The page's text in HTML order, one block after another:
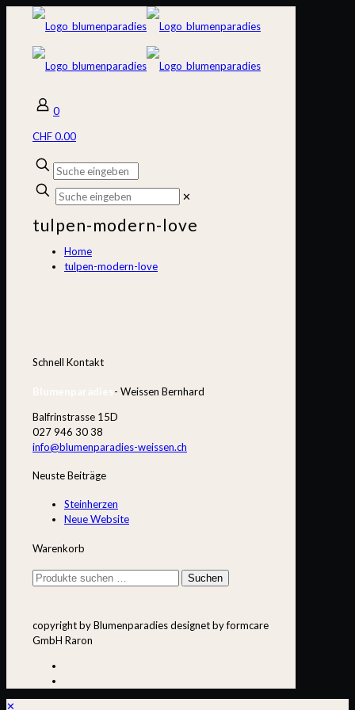
0
CHF 0.00
✕
tulpen-modern-love
Home
tulpen-modern-love
Schnell Kontakt
- Weissen Bernhard
Balfrinstrasse 15D
027 946 30 38
info@blumenparadies-weissen.ch
Neuste Beiträge
Steinherzen
Neue Website
Warenkorb
Suchen
Suchen
copyright by Blumenparadies designet by formcare
GmbH Raron
✕